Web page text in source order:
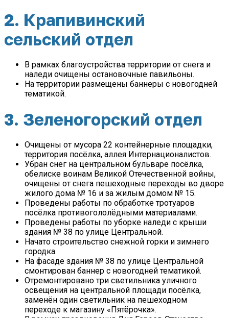
2. Крапивинский
сельский отдел
В рамках благоустройства территории от снега и
наледи очищены остановочные павильоны.
На территории размещены баннеры с новогодней
тематикой.
3. Зеленогорский отдел
Очищены от мусора 22 контейнерные площадки,
территория посёлка, аллея Интернационалистов.
Убран снег на центральном бульваре посёлка,
обелиске воинам Великой Отечественной войны,
очищены от снега пешеходные переходы во дворе
жилого дома № 16 и за жилым домом № 15.
Проведены работы по обработке тротуаров
посёлка противогололёдными материалами.
Проведены работы по уборке наледи с крыши
здания № 38 по улице Центральной.
Начато строительство снежной горки и зимнего
городка.
На фасаде здания № 38 по улице Центральной
смонтирован баннер с новогодней тематикой.
Отремонтировано три светильника уличного
освещения на центральной площади посёлка,
заменён один светильник на пешеходном
переходе к магазину «Пятёрочка».